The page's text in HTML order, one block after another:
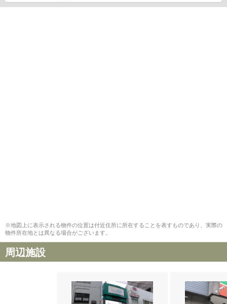
※地図上に表示される物件の位置は付近住所に所在することを表すものであり、実際の
物件所在地とは異なる場合がございます。
周辺施設